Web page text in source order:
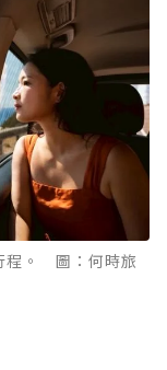
程。 圖：何時旅